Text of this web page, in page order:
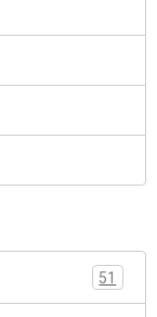
51